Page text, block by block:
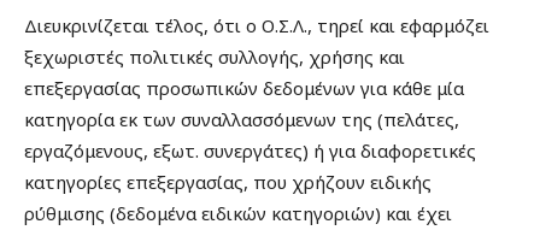
Διευκρινίζεται τέλος, ότι ο Ο.Σ.Λ., τηρεί και εφαρμόζει
ξεχωριστές πολιτικές συλλογής, χρήσης και
επεξεργασίας προσωπικών δεδομένων για κάθε μία
κατηγορία εκ των συναλλασσόμενων της (πελάτες,
εργαζόμενους, εξωτ. συνεργάτες) ή για διαφορετικές
κατηγορίες επεξεργασίας, που χρήζουν ειδικής
ρύθμισης (δεδομένα ειδικών κατηγοριών) και έχει